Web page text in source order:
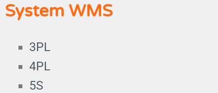
System WMS
3PL
4PL
5S